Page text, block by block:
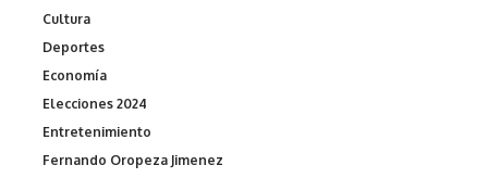
Cultura
Deportes
Economía
Elecciones 2024
Entretenimiento
Fernando Oropeza Jimenez